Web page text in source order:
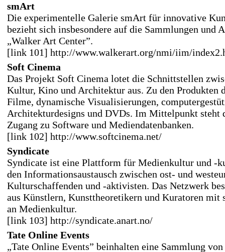
smArt
Die experimentelle Galerie smArt für innovative
bezieht sich insbesondere auf die Sammlungen und
„Walker Art Center”.
[link 101] http://www.walkerart.org/nmi/iim/
Soft Cinema
Das Projekt Soft Cinema lotet die Schnittstellen
Kultur, Kino und Architektur aus. Zu den Produkten
Filme, dynamische Visualisierungen,
Architekturdesigns und DVDs. Im Mittelpunkt steht
Zugang zu Software und Mediendatenbanken.
[link 102] http://www.softcinema.net/
Syndicate
Syndicate ist eine Plattform für Medienkultur und -
den Informationsaustausch zwischen ost- und
Kulturschaffenden und -aktivisten. Das Netzwerk
aus Künstlern, Kunsttheoretikern und Kuratoren mit
an Medienkultur.
[link 103] http://syndicate.anart.no/
Tate Online Events
„Tate Online Events” beinhalten eine Sammlung